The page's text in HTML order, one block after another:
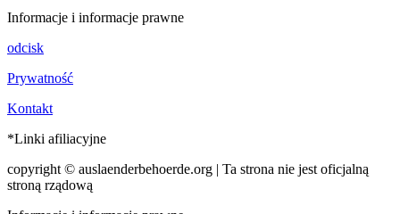
Informacje i informacje prawne
odcisk
Prywatność
Kontakt
*Linki afiliacyjne
copyright © auslaenderbehoerde.org | Ta strona nie jest oficjalną
stroną rządową